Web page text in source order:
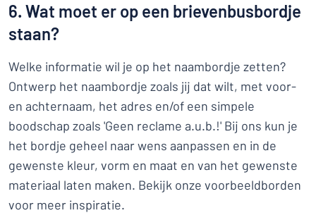
6. Wat moet er op een brievenbusbordje
staan?
Welke informatie wil je op het naambordje zetten?
Ontwerp het naambordje zoals jij dat wilt, met voor-
en achternaam, het adres en/of een simpele
boodschap zoals 'Geen reclame a.u.b.!' Bij ons kun je
het bordje geheel naar wens aanpassen en in de
gewenste kleur, vorm en maat en van het gewenste
materiaal laten maken. Bekijk onze voorbeeldborden
voor meer inspiratie.